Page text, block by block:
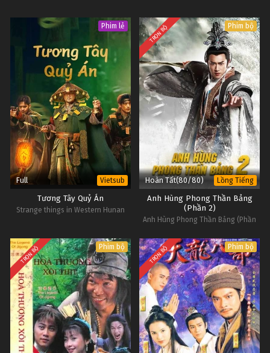
Phim lẻ
Full Vietsub
Tương Tây Quỷ Án
Strange things in Western Hunan
TRỌN BỘ Phim bộ
Hoàn Tất(80/80) Lồng Tiếng
Anh Hùng Phong Thần Bảng
(Phần 2)
Anh Hùng Phong Thần Bảng (Phần
TRỌN BỘ Phim bộ TRỌN BỘ Phim bộ